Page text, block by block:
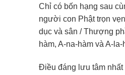
Chỉ có bốn hạng sau
người con Phật trọn
dục và sân / Thượng
hàm, A-na-hàm và A-la-
Điều đáng lưu tâm nhất